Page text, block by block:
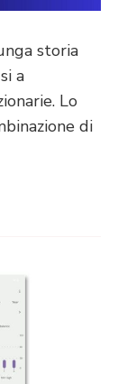
storia
a
Lo
di